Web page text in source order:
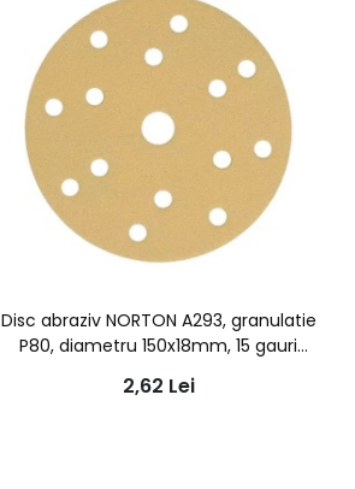
Disc abraziv NORTON A293, granulatie
P80, diametru 150x18mm, 15 gauri
aspiratie
2,62 Lei